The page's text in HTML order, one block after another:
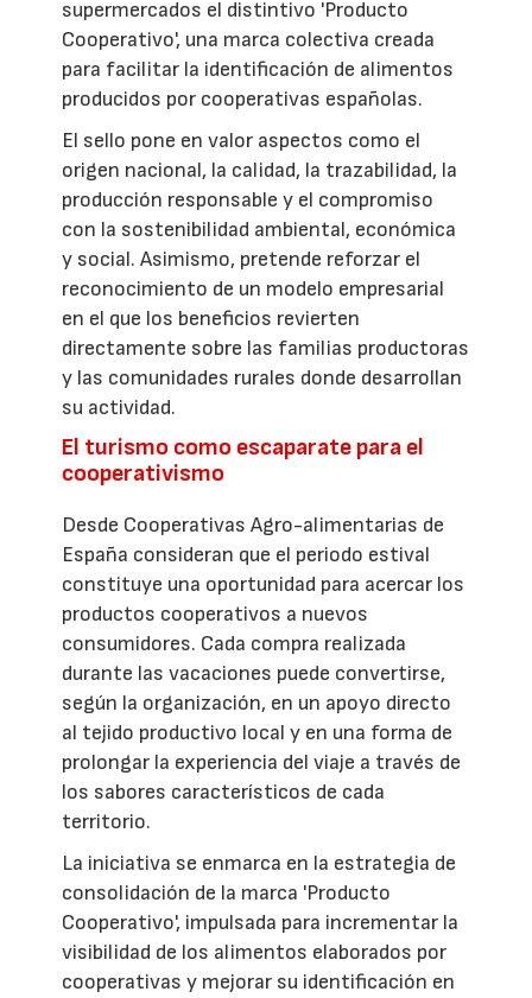
supermercados el distintivo 'Producto
Cooperativo', una marca colectiva creada
para facilitar la identificación de alimentos
producidos por cooperativas españolas.
El sello pone en valor aspectos como el
origen nacional, la calidad, la trazabilidad, la
producción responsable y el compromiso
con la sostenibilidad ambiental, económica
y social. Asimismo, pretende reforzar el
reconocimiento de un modelo empresarial
en el que los beneficios revierten
directamente sobre las familias productoras
y las comunidades rurales donde desarrollan
su actividad.
El turismo como escaparate para el
cooperativismo
Desde Cooperativas Agro-alimentarias de
España consideran que el periodo estival
constituye una oportunidad para acercar los
productos cooperativos a nuevos
consumidores. Cada compra realizada
durante las vacaciones puede convertirse,
según la organización, en un apoyo directo
al tejido productivo local y en una forma de
prolongar la experiencia del viaje a través de
los sabores característicos de cada
territorio.
La iniciativa se enmarca en la estrategia de
consolidación de la marca 'Producto
Cooperativo', impulsada para incrementar la
visibilidad de los alimentos elaborados por
cooperativas y mejorar su identificación en